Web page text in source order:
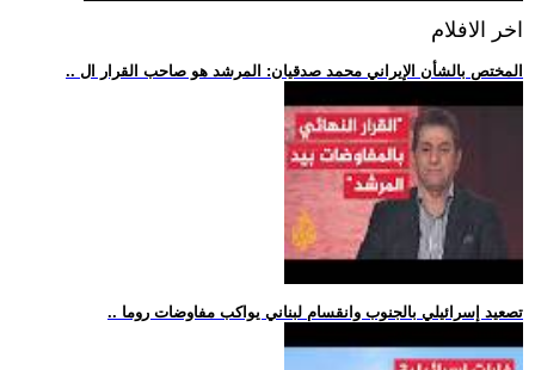
اخر الافلام
.. المختص بالشأن الإيراني محمد صدقيان: المرشد هو صاحب القرار ال
.. تصعيد إسرائيلي بالجنوب وانقسام لبناني يواكب مفاوضات روما